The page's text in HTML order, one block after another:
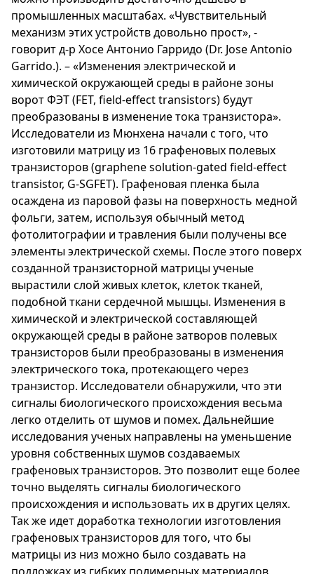
промышленных масштабах. «Чувствительный
механизм этих устройств довольно прост», -
говорит д-р Хосе Антонио Гарридо (Dr. Jose Antonio
Garrido.). – «Изменения электрической и
химической окружающей среды в районе зоны
ворот ФЭТ (FET, field-effect transistors) будут
преобразованы в изменение тока транзистора».
Исследователи из Мюнхена начали с того, что
изготовили матрицу из 16 графеновых полевых
транзисторов (graphene solution-gated field-effect
transistor, G-SGFET). Графеновая пленка была
осаждена из паровой фазы на поверхность медной
фольги, затем, используя обычный метод
фотолитографии и травления были получены все
элементы электрической схемы. После этого поверх
созданной транзисторной матрицы ученые
вырастили слой живых клеток, клеток тканей,
подобной ткани сердечной мышцы. Изменения в
химической и электрической составляющей
окружающей среды в районе затворов полевых
транзисторов были преобразованы в изменения
электрического тока, протекающего через
транзистор. Исследователи обнаружили, что эти
сигналы биологического происхождения весьма
легко отделить от шумов и помех. Дальнейшие
исследования ученых направлены на уменьшение
уровня собственных шумов создаваемых
графеновых транзисторов. Это позволит еще более
точно выделять сигналы биологического
происхождения и использовать их в других целях.
Так же идет доработка технологии изготовления
графеновых транзисторов для того, что бы
матрицы из низ можно было создавать на